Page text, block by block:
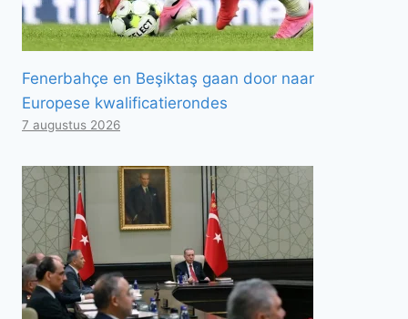
Fenerbahçe en Beşiktaş gaan door naar
Europese kwalificatierondes
7 augustus 2026